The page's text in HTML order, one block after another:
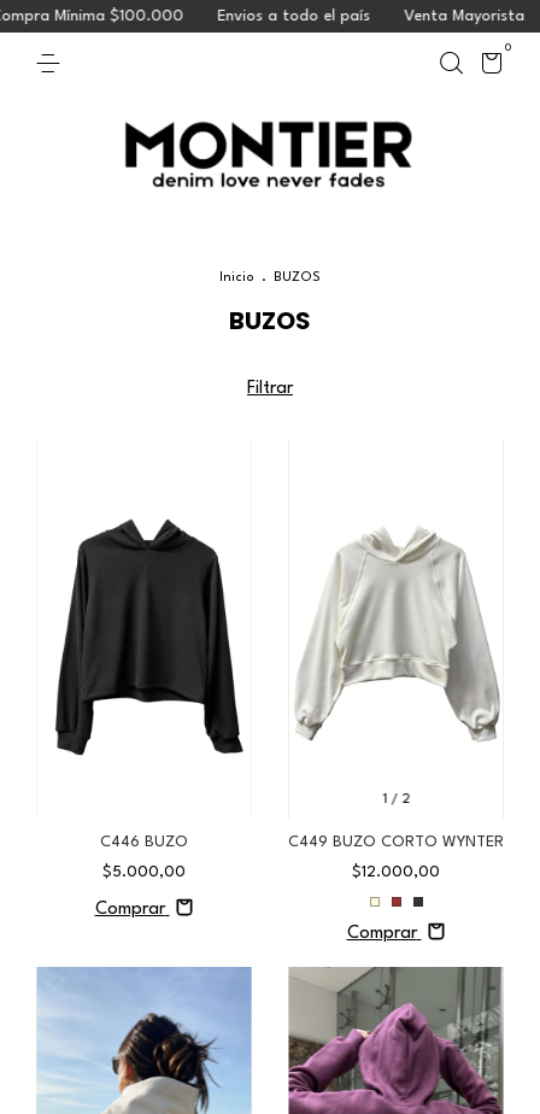
Mínima $100.000 Envios a todo el país Venta Mayorista
0
Inicio . BUZOS
BUZOS
Filtrar
C446 BUZO
$5.000,00
Comprar
1 / 2
C449 BUZO CORTO WYNTER
$12.000,00
Comprar